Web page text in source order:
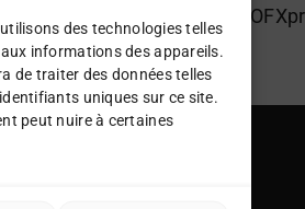
des technologies telles
informations des appareils.
de traiter des données telles
uniques sur ce site.
peut nuire à certaines
rapide proposée par